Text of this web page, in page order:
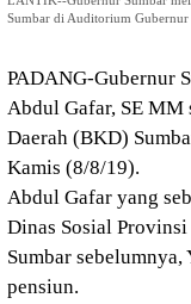
Sumbar di Auditorium Gubernur
PADANG-Gubernur
Abdul Gafar, SE MM
Daerah (BKD)
Kamis (8/8/19).
Abdul Gafar yang
Dinas Sosial
Sumbar
pensiun.